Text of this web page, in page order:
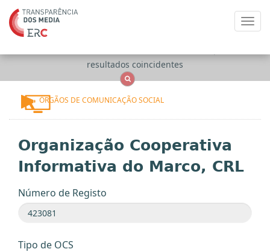
resultados coincidentes
ÓRGÃOS DE COMUNICAÇÃO SOCIAL
Organização Cooperativa
Informativa do Marco, CRL
Número de Registo
Tipo de OCS